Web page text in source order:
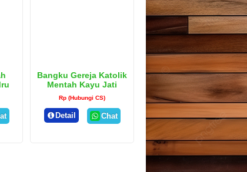
Bangku Gereja Katolik
Mentah Kayu Jati
Jepara
Rp (Hubungi CS)
Detail Chat